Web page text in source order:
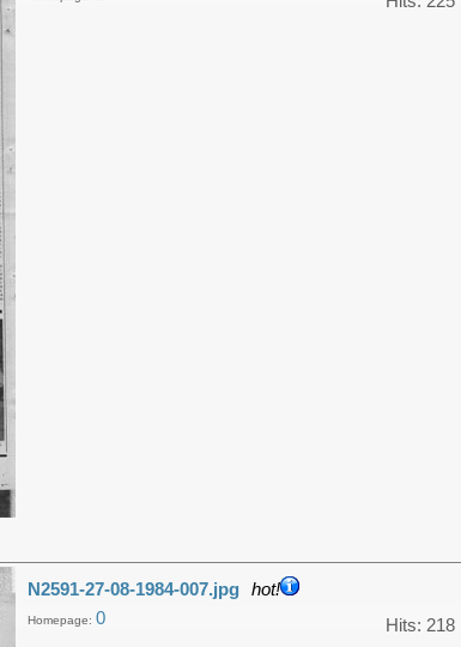
N2591-27-08-1984-007.jpg hot!
Hits: 218
Homepage: 0